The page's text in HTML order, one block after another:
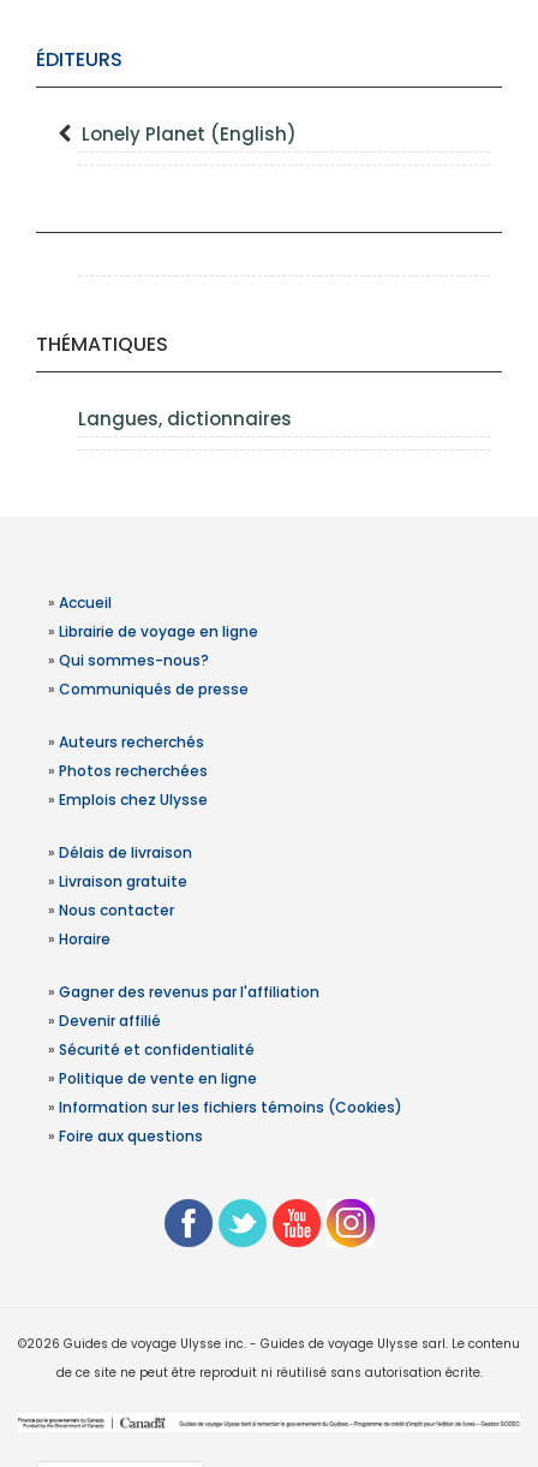
ÉDITEURS
Lonely Planet (English)
THÉMATIQUES
Langues, dictionnaires
» Accueil
» Librairie de voyage en ligne
» Qui sommes-nous?
» Communiqués de presse
» Auteurs recherchés
» Photos recherchées
» Emplois chez Ulysse
» Délais de livraison
» Livraison gratuite
» Nous contacter
» Horaire
» Gagner des revenus par l'affiliation
» Devenir affilié
» Sécurité et confidentialité
» Politique de vente en ligne
» Information sur les fichiers témoins (Cookies)
» Foire aux questions
©2026 Guides de voyage Ulysse inc. - Guides de voyage Ulysse sarl. Le contenu
de ce site ne peut être reproduit ni réutilisé sans autorisation écrite.